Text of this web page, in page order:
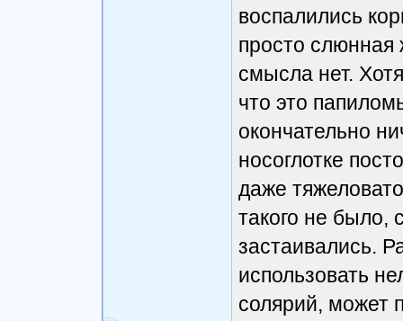
воспалились
просто слюнная
смысла нет.
что это
окончательно
носоглотке
даже
такого не было,
застаивались.
использовать
солярий, может